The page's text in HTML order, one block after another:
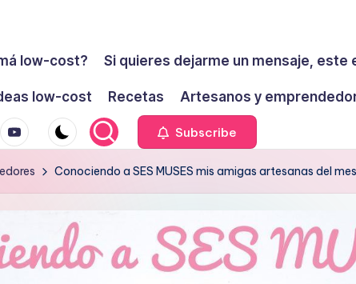
low-cost? Si quieres dejarme un mensaje, este
low-cost Recetas Artesanos y
youtube.com Subscribe
Conociendo a SES MUSES mis amigas artesanas del